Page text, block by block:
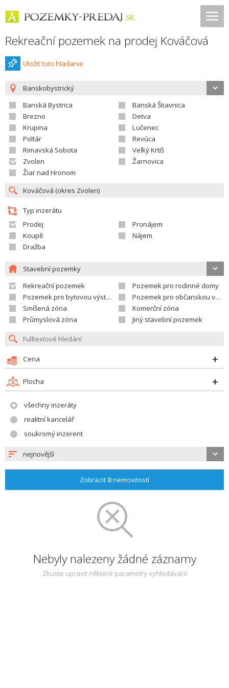
Rekreační pozemek na prodej Kováčová
Uložiť toto hladanie
Banskobystrický
Banská Bystrica
Banská Štiavnica
Brezno
Detva
Krupina
Lučenec
Poltár
Revúca
Rimavská Sobota
Veľký Krtíš
Zvolen
Žarnovica
Žiar nad Hronom
Typ inzerátu
Prodej
Pronájem
Koupě
Nájem
Dražba
Stavební pozemky
Rekreační pozemek
Pozemek pro rodinné domy
Pozemek pro bytovou výstavbu
Pozemek pro občanskou vybavenost
Smíšená zóna
Komerční zóna
Průmyslová zóna
Jiný stavební pozemek
Cena
Plocha
všechny inzeráty
realitní kancelář
soukromý inzerent
nejnovější
Zobrazit 0nemovitostí
Nebyly nalezeny žádné záznamy
Zkuste upravit některé parametry vyhledávání